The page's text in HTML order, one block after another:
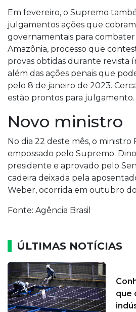
Em fevereiro, o Supremo
julgamentos ações que
governamentais para
Amazônia, processo que
provas obtidas durante revista
além das ações penais que
pelo 8 de janeiro de 2023.
estão prontos para julgamento.
Novo ministro
No dia 22 deste mês, o ministro
empossado pelo Supremo.
presidente e aprovado pelo
cadeira deixada pela
Weber, ocorrida em outubro do
Fonte: Agência Brasil
ÚLTIMAS NOTÍCIAS
que